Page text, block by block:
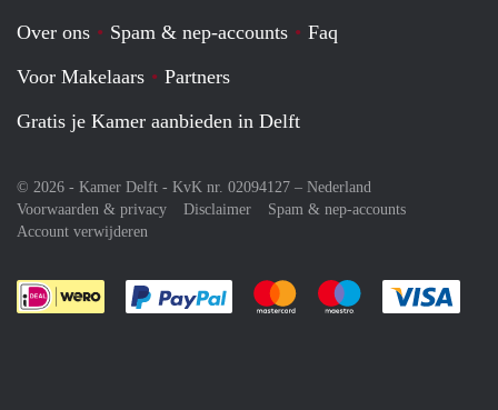
Over ons Spam & nep-accounts
Faq
Voor Makelaars
Partners
Gratis je Kamer aanbieden in Delft
© 2026 - Kamer Delft - KvK nr. 02094127 – Nederland
Voorwaarden & privacy
Disclaimer
Spam & nep-accounts
Account verwijderen
Je rekent gemakkelijk af met Paypal
Je rekent gemakkelijk af met
Je rekent